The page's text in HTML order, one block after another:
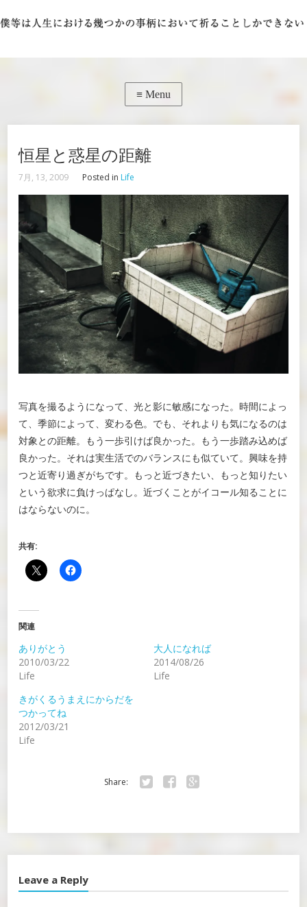
恒星と惑星の距離
7月, 13, 2009 Posted in Life
写真を撮るようになって、光と影に敏感になった。時間によっ
て、季節によって、変わる色。でも、それよりも気になるのは
対象との距離。もう一歩引けば良かった。もう一歩踏み込めば
良かった。それは実生活でのバランスにも似ていて。興味を持
つと近寄り過ぎがちです。もっと近づきたい、もっと知りたい
という欲求に負けっぱなし。近づくことがイコール知ることに
はならないのに。
共有:
関連
ありがとう
2010/03/22
Life
大人になれば
2014/08/26
Life
きがくるうまえにからだを
つかってね
2012/03/21
Life
Share:
Leave a Reply